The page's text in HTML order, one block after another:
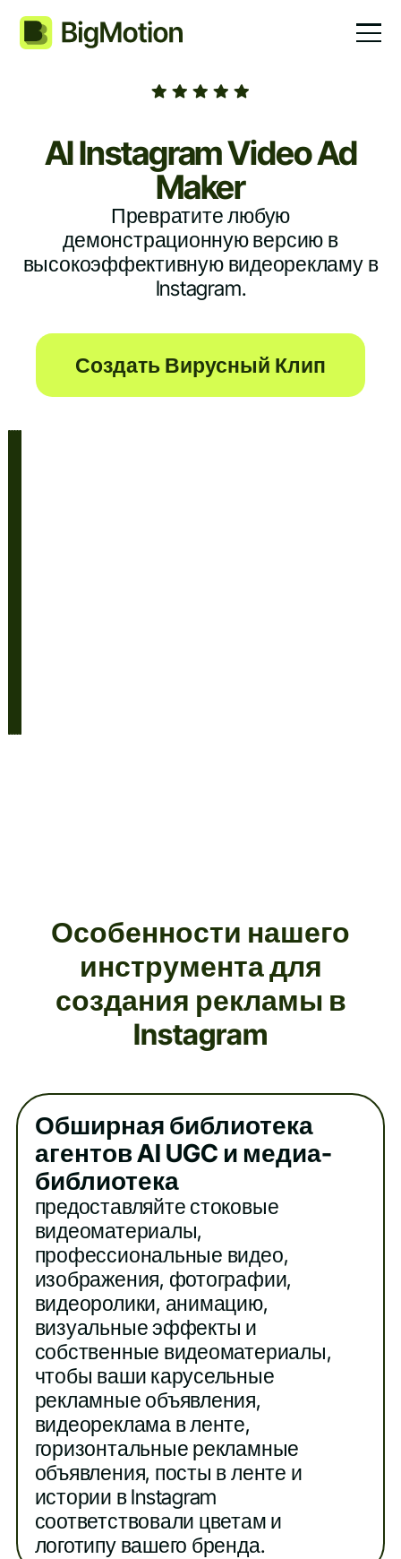
AI Instagram Video Ad
Maker
Превратите любую
демонстрационную версию в
высокоэффективную видеорекламу в
Instagram.
Создать Вирусный Клип
Особенности нашего
инструмента для
создания рекламы в
Instagram
Обширная библиотека
агентов AI UGC и медиа-
библиотека
предоставляйте стоковые
видеоматериалы,
профессиональные видео,
изображения, фотографии,
видеоролики, анимацию,
визуальные эффекты и
собственные видеоматериалы,
чтобы ваши карусельные
рекламные объявления,
видеореклама в ленте,
горизонтальные рекламные
объявления, посты в ленте и
истории в Instagram
соответствовали цветам и
логотипу вашего бренда.